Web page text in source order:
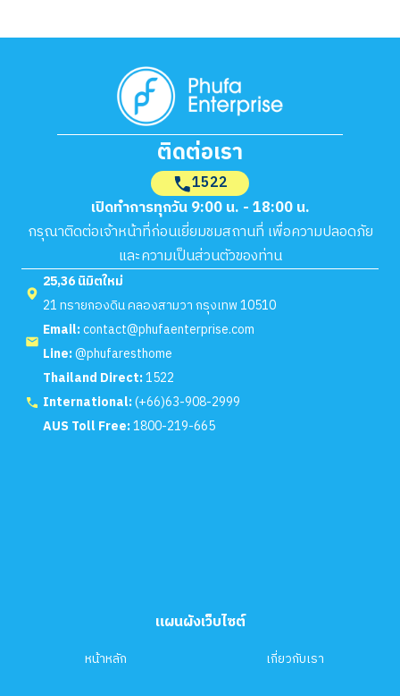
ติดต่อเรา
1522
เปิดทำการทุกวัน 9:00 น. - 18:00 น.
กรุณาติดต่อเจ้าหน้าที่ก่อนเยี่ยมชมสถานที่ เพื่อความปลอดภัย
และความเป็นส่วนตัวของท่าน
25,36 นิมิตใหม่
21 ทรายกองดิน คลองสามวา กรุงเทพ 10510
Email:contact@phufaenterprise.com
Line:@phufaresthome
Thailand Direct:1522
International:(+66)63-908-2999
AUS Toll Free:1800-219-665
แผนผังเว็บไซต์
หน้าหลัก เกี่ยวกับเรา